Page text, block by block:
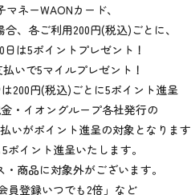
ネーWAONカード、
、各ご利用200円(税込)ごとに、
は5ポイントプレゼント！
いで5マイルプレゼント！
200円(税込)ごとに5ポイント進呈
・イオングループ各社発行の
いがポイント進呈の対象となりま
イント進呈いたします。
商品に対象外がございます。
員登録いつでも2倍」など